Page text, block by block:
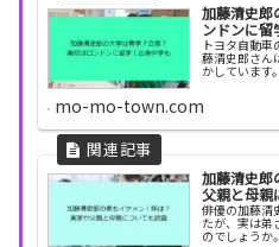
加藤清史郎
ンドンに留
トヨタ自動
藤清史郎さん
かしています
は留学を決
学歴がす...
mo-mo-town.com
加藤清史郎
父親と母親
俳優の加藤清
たが、実は弟
のでしょうか